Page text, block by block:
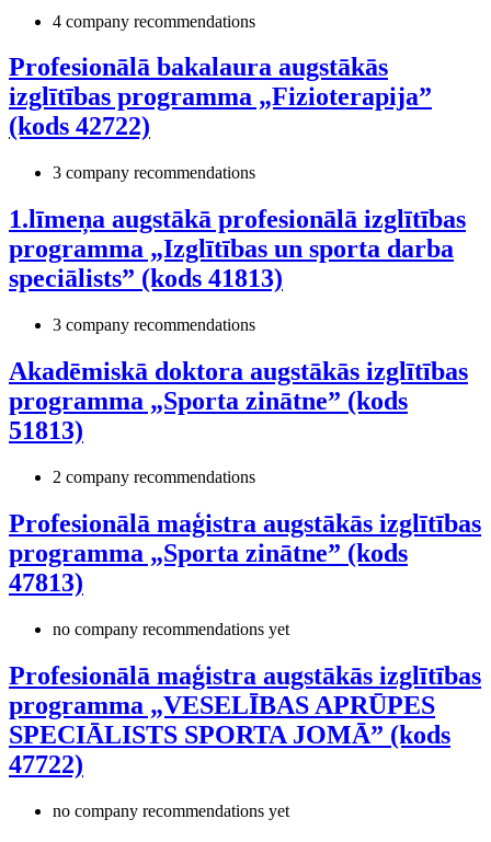
4 company recommendations
Profesionālā bakalaura augstākās
izglītības programma „Fizioterapija”
(kods 42722)
3 company recommendations
1.līmeņa augstākā profesionālā izglītības
programma „Izglītības un sporta darba
speciālists” (kods 41813)
3 company recommendations
Akadēmiskā doktora augstākās izglītības
programma „Sporta zinātne” (kods
51813)
2 company recommendations
Profesionālā maģistra augstākās izglītības
programma „Sporta zinātne” (kods
47813)
no company recommendations yet
Profesionālā maģistra augstākās izglītības
programma „VESELĪBAS APRŪPES
SPECIĀLISTS SPORTA JOMĀ” (kods
47722)
no company recommendations yet